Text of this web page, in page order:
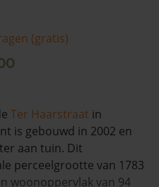
(gratis)
Ter Haarstraat in
is gebouwd in 2002 en
aan tuin. Dit
perceelgrootte van 1783
woonoppervlak van 94